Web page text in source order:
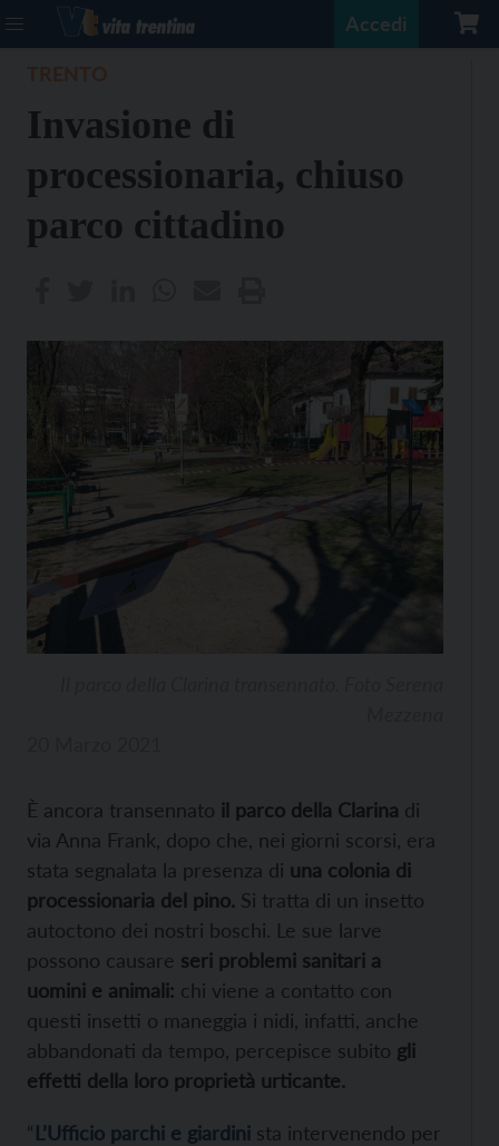
Accedi
Invasione di
processionaria, chiuso
parco cittadino
È ancora transennato il parco della Clarina di
via Anna Frank, dopo che, nei giorni scorsi, era
stata segnalata la presenza di una colonia di
processionaria del pino. Si tratta di un insetto
autoctono dei nostri boschi. Le sue larve
possono causare seri problemi sanitari a
uomini e animali: chi viene a contatto con
questi insetti o maneggia i nidi, infatti, anche
abbandonati da tempo, percepisce subito gli
effetti della loro proprietà urticante.
“L’Ufficio parchi e giardini sta intervenendo per